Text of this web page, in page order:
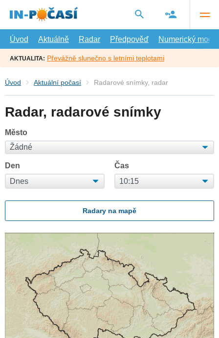
hlavní
Úvod
Aktuálně Radar Předpověď Numerický model
AKTUALITA: Převážně slunečno s letními teplotami
Úvod Aktuální počasí Radarové snímky, radar
Radar, radarové snímky
Město
Den Čas
Radary na mapě